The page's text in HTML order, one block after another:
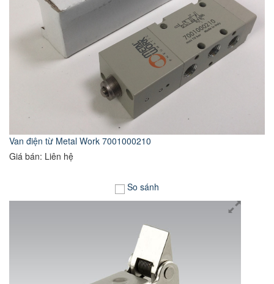
Van điện từ Metal Work 7001000210
Giá bán: Liên hệ
So sánh